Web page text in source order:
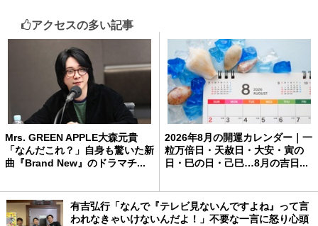
アクセスの多い記事
Mrs. GREEN APPLE大森元貴
「なんだこれ？」自身も驚いた新
曲『Brand New』のドラマチ...
2026年8月の開運カレンダー｜一
粒万倍日・天赦日・大安・寅の
日・巳の日・己巳…8月の吉日...
有吉弘行「なんで『テレビ見ないんですよね』って言
われなきゃいけないんだよ！」不要な一言に怒り心頭